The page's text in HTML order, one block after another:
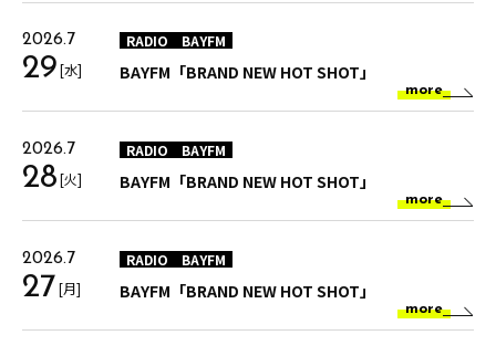
2026.7
29[水]
RADIO BAYFM
BAYFM「BRAND NEW HOT SHOT」
more
2026.7
28[火]
RADIO BAYFM
BAYFM「BRAND NEW HOT SHOT」
more
2026.7
27[月]
RADIO BAYFM
BAYFM「BRAND NEW HOT SHOT」
more